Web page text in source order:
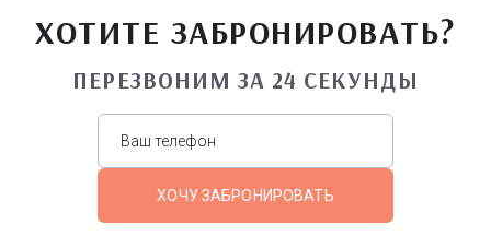
ХОТИТЕ ЗАБРОНИРОВАТЬ?
ПЕРЕЗВОНИМ ЗА 24 СЕКУНДЫ
ХОЧУ ЗАБРОНИРОВАТЬ